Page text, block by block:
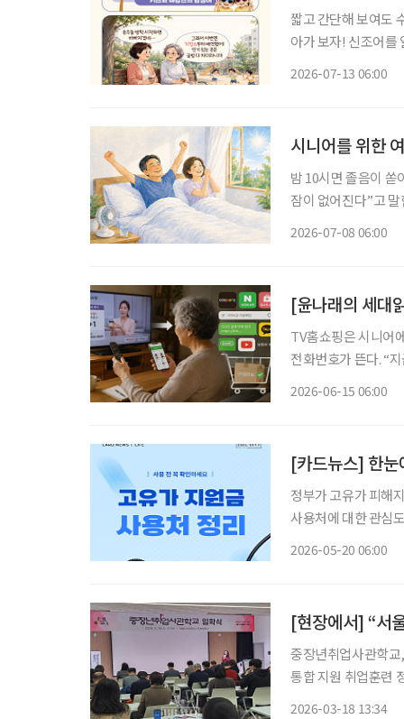
짧고 간단해 보여도
아가 보자! 신조어를
2026-07-13 06:00
시니어를 위한
밤 10시면 졸음이 쏟
잠이 없어진다”고 말한다. 정말 그럴까. 대한수
2026-07-08 06:00
[윤나래의 세대
TV홈쇼핑은 시니어
전화번호가 뜬다. “
2026-06-15 06:00
[카드뉴스] 한
정부가 고유가 피해
사용처에 대한 관심
2026-05-20 06:00
[현장에서] “서
중장년취업사관학교, 18일 5개 캠퍼
통합 지원 취업훈련 정규반 AI·디지털 등 6개 분야 481명 선발 “5년 동안 서울시에서 한 일 중
2026-03-18 13:34